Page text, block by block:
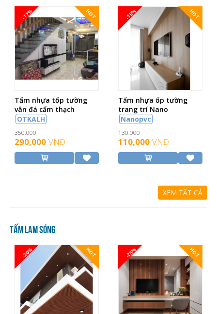
HOT
-17%
Tấm nhựa tốp tường
vân đá cẩm thạch
OTKALH
350,000
290,000 VNĐ
HOT
-15%
Tấm nhựa ốp tường
trang trí Nano
Nanopvc
130,000
110,000 VNĐ
XEM TẤT CẢ
Tấm lam sóng
HOT
-20% HOT
-25%